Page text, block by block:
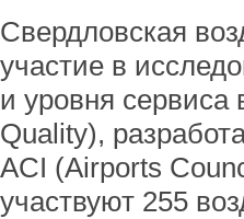
Свердловская
участие в
и уровня сервиса
Quality),
ACI (Airports
участвуют 255